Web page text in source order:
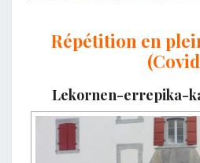
Répétition en
Lekornen-errepika-